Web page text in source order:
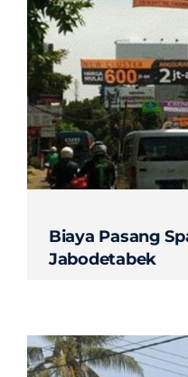
Biaya Pasang
Jabodetabek